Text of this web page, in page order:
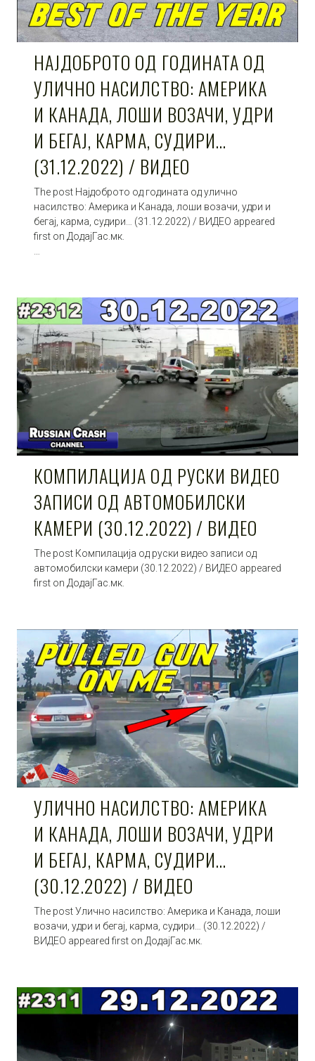
НАЈДОБРОТО ОД ГОДИНАТА ОД
УЛИЧНО НАСИЛСТВО: АМЕРИКА
И КАНАДА, ЛОШИ ВОЗАЧИ, УДРИ
И БЕГАЈ, КАРМА, СУДИРИ…
(31.12.2022) / ВИДЕО
The post Најдоброто од годината од улично
насилство: Америка и Канада, лоши возачи, удри и
бегај, карма, судири… (31.12.2022) / ВИДЕО appeared
first on ДодајГас.мк.
КОМПИЛАЦИЈА ОД РУСКИ ВИДЕО
ЗАПИСИ ОД АВТОМОБИЛСКИ
КАМЕРИ (30.12.2022) / ВИДЕО
The post Компилација од руски видео записи од
автомобилски камери (30.12.2022) / ВИДЕО appeared
first on ДодајГас.мк.
УЛИЧНО НАСИЛСТВО: АМЕРИКА
И КАНАДА, ЛОШИ ВОЗАЧИ, УДРИ
И БЕГАЈ, КАРМА, СУДИРИ…
(30.12.2022) / ВИДЕО
The post Улично насилство: Америка и Канада, лоши
возачи, удри и бегај, карма, судири… (30.12.2022) /
ВИДЕО appeared first on ДодајГас.мк.